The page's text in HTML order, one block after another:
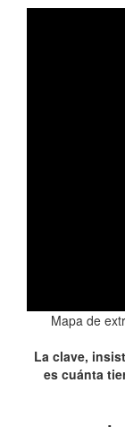
Mapa de
La clave,
es cuánta